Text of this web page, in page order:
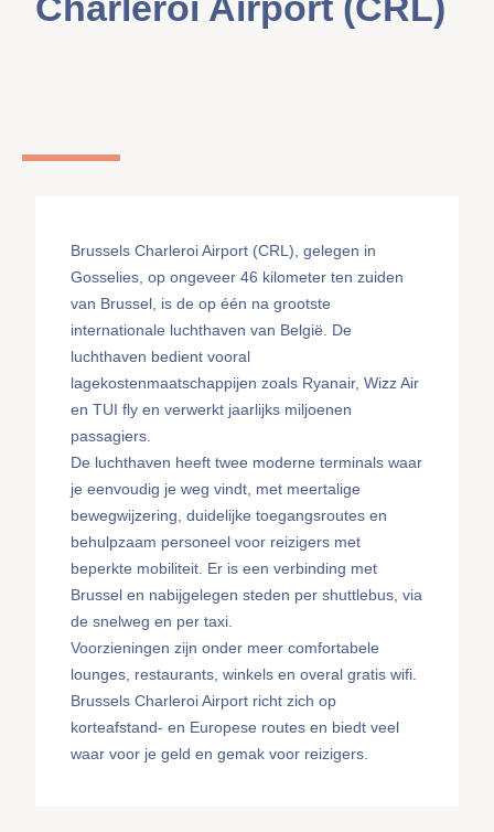
Brussels Charleroi Airport (CRL), gelegen in
Gosselies, op ongeveer 46 kilometer ten zuiden
van Brussel, is de op één na grootste
internationale luchthaven van België. De
luchthaven bedient vooral
lagekostenmaatschappijen zoals Ryanair, Wizz Air
en TUI fly en verwerkt jaarlijks miljoenen
passagiers.
De luchthaven heeft twee moderne terminals waar
je eenvoudig je weg vindt, met meertalige
bewegwijzering, duidelijke toegangsroutes en
behulpzaam personeel voor reizigers met
beperkte mobiliteit. Er is een verbinding met
Brussel en nabijgelegen steden per shuttlebus, via
de snelweg en per taxi.
Voorzieningen zijn onder meer comfortabele
lounges, restaurants, winkels en overal gratis wifi.
Brussels Charleroi Airport richt zich op
korteafstand- en Europese routes en biedt veel
waar voor je geld en gemak voor reizigers.